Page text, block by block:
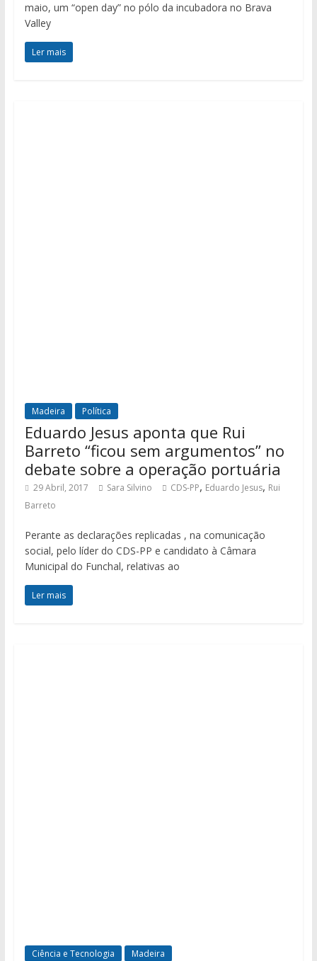
maio, um “open day” no pólo da incubadora no Brava
Valley
Ler mais
Madeira Política
Eduardo Jesus aponta que Rui
Barreto “ficou sem argumentos” no
debate sobre a operação portuária
29 Abril, 2017 Sara Silvino CDS-PP, Eduardo Jesus, Rui
Barreto
Perante as declarações replicadas , na comunicação
social, pelo líder do CDS-PP e candidato à Câmara
Municipal do Funchal, relativas ao
Ler mais
Ciência e Tecnologia Madeira